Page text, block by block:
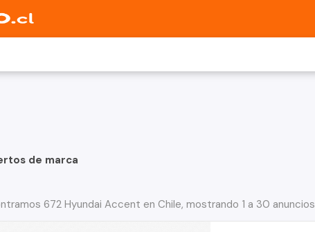
de marca
672 Hyundai Accent en Chile, mostrando 1 a 30 anuncios